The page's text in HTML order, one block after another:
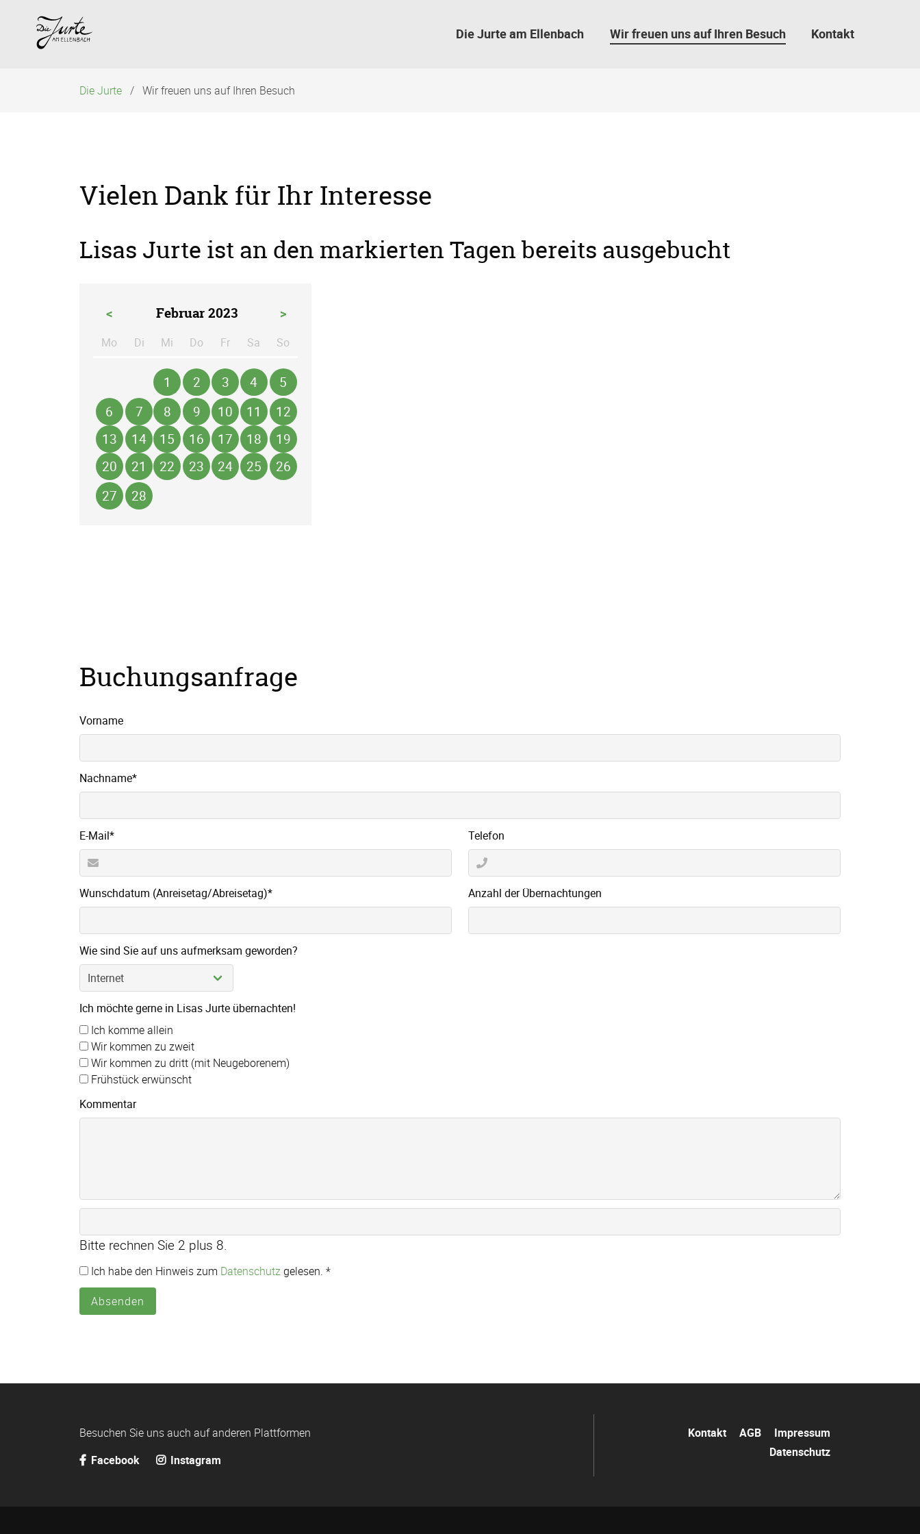
überspringen
Die Jurte am Ellenbach Wir freuen uns auf Ihren Besuch Kontakt
Die Jurte Wir freuen uns auf Ihren Besuch
Vielen Dank für Ihr Interesse
Lisas Jurte ist an den markierten Tagen bereits ausgebucht
< Februar 2023 >
Mo ntag
Di enstag
Mi ttwoch
Do nnerstag
Fr eitag
Sa mstag
So
1 2 3 4
5
6
7 8 9 10 11
12
13
14 15 16 17 18
19
20
21 22 23 24 25
26
27
28
Buchungsanfrage
Vorname
Pflichtfeld
Nachname*
Pflichtfeld
E-Mail* Telefon
Pflichtfeld
Wunschdatum (Anreisetag/Abreisetag)* Anzahl der Übernachtungen
Wie sind Sie auf uns aufmerksam geworden?
Ich möchte gerne in Lisas Jurte übernachten!
Ich komme allein
Wir kommen zu zweit
Wir kommen zu dritt (mit Neugeborenem)
Frühstück erwünscht
Kommentar
Bitte rechnen Sie 2 plus 8.
Ich habe den Hinweis zum Datenschutzgelesen. *
Absenden
Besuchen Sie uns auch auf anderen Plattformen
Facebook
Instagram
Kontakt AGB
Impressum
Datenschutz